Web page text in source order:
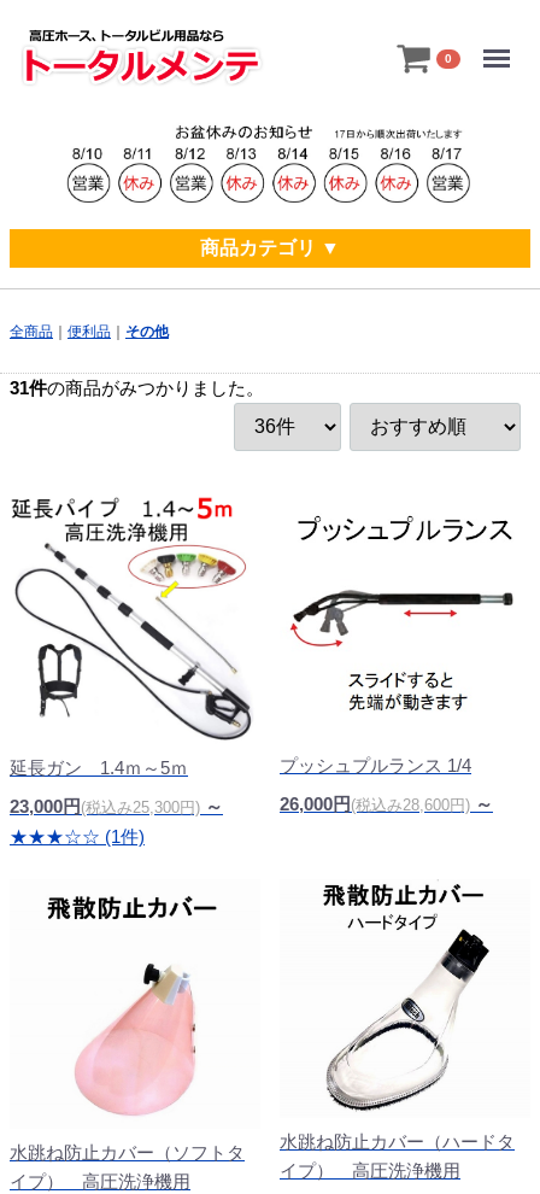
0
商品カテゴリ ▼
全商品 便利品 その他
31件の商品がみつかりました。
延長ガン 1.4ｍ～5ｍ
23,000円 (税込み25,300円) ～
★★★☆☆ (1件)
プッシュプルランス 1/4
26,000円 (税込み28,600円) ～
水跳ね防止カバー（ソフトタ
イプ） 高圧洗浄機用
水跳ね防止カバー（ハードタ
イプ） 高圧洗浄機用